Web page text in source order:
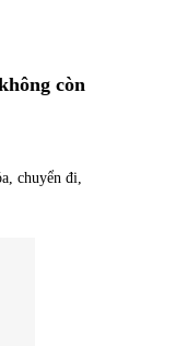
còn
chuyển đi,